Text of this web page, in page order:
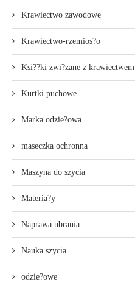
Krawiectwo zawodowe
Krawiectwo-rzemios?o
Ksi??ki zwi?zane z krawiectwem
Kurtki puchowe
Marka odzie?owa
maseczka ochronna
Maszyna do szycia
Materia?y
Naprawa ubrania
Nauka szycia
odzie?owe